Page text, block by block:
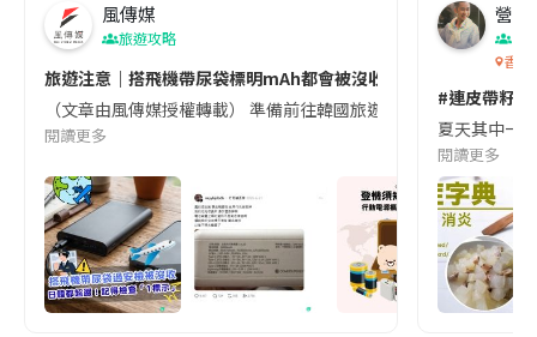
風傳媒
旅遊攻略
旅遊注意｜搭飛機帶尿袋標明mAh都會被沒收😱出發前切記檢查
（文章由風傳媒授權轉載） 準備前往韓國旅遊的民眾，近期要
閱讀更多
營養
香港
#連皮帶籽
夏天其中一
閱讀更多